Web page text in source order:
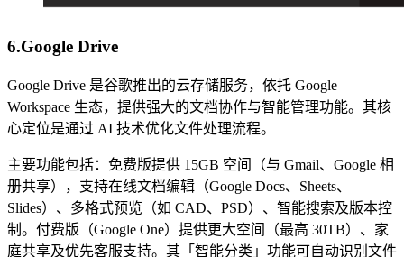
6.Google Drive
Google Drive 是谷歌推出的云存储服务，依托 Google
Workspace 生态，提供强大的文档协作与智能管理功能。其核
心定位是通过 AI 技术优化文件处理流程。
主要功能包括：免费版提供 15GB 空间（与 Gmail、Google 相
册共享），支持在线文档编辑（Google Docs、Sheets、
Slides）、多格式预览（如 CAD、PSD）、智能搜索及版本控
制。付费版（Google One）提供更大空间（最高 30TB）、家
庭共享及优先客服支持。其「智能分类」功能可自动识别文件